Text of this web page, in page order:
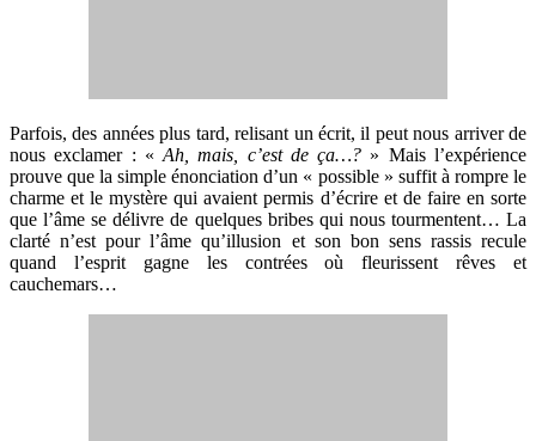
Parfois, des années plus tard, relisant un écrit, il peut nous arriver de
nous exclamer : «Ah, mais, c’est de ça…? » Mais l’expérience
prouve que la simple énonciation d’un « possible » suffit à rompre le
charme et le mystère qui avaient permis d’écrire et de faire en sorte
que l’âme se délivre de quelques bribes qui nous tourmentent… La
clarté n’est pour l’âme qu’illusion et son bon sens rassis recule
quand l’esprit gagne les contrées où fleurissent rêves et
cauchemars…